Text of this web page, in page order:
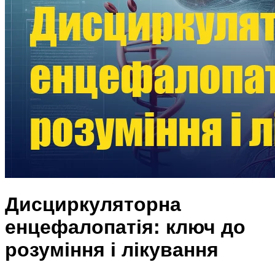
Дисциркуляторна
енцефалопатія: ключ до
розуміння і лікування